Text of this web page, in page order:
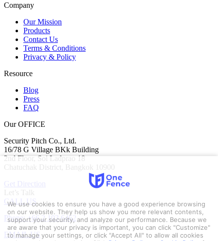
Company
Our Mission
Products
Contact Us
Terms & Conditions
Privacy & Policy
Resource
Blog
Press
FAQ
Our OFFICE
Security Pitch Co., Ltd.
16/78 G Village BKk Building
2nd Floor, Soi Ladprao 18
Chatuchak District, Bangkok 10900
Get Direction
Let’s Talk
CALL US
Phone: +66 2 103 6462
EMAIL US
We use cookies to ensure you have a good experience browsing
on our website. They help us show you more relevant contents,
support your security, and analyze our performance. Because we
are aware that your privacy is important, you can click "Customize"
to manage your settings, or click "Accept All" to allow all cookies